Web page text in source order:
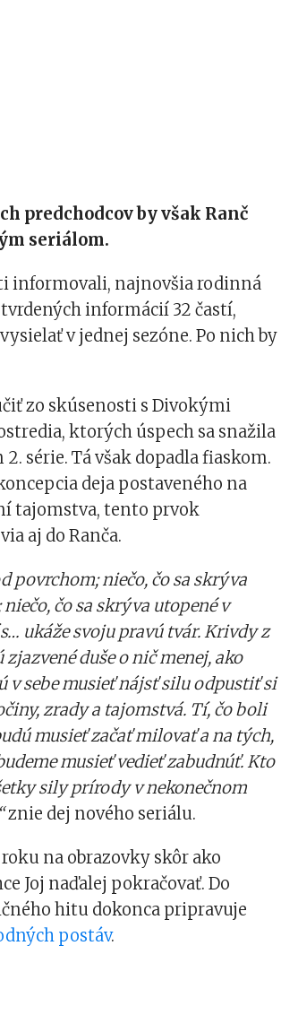
predchodcov by však Ranč
seriálom.
informovali, najnovšia rodinná
informácií 32 častí,
v jednej sezóne. Po nich by
zo skúsenosti s Divokými
ktorých úspech sa snažila
série. Tá však dopadla fiaskom.
deja postaveného na
tajomstva, tento prvok
aj do Ranča.
povrchom; niečo, čo sa skrýva
čo sa skrýva utopené v
ukáže svoju pravú tvár. Krivdy z
duše o nič menej, ako
v sebe musieť nájsť silu odpustiť si
zrady a tajomstvá. Tí, čo boli
musieť začať milovať a na tých,
musieť vedieť zabudnúť. Kto
sily prírody v nekonečnom
znie dej nového seriálu.
na obrazovky skôr ako
Joj naďalej pokračovať. Do
hitu dokonca pripravuje
postáv.